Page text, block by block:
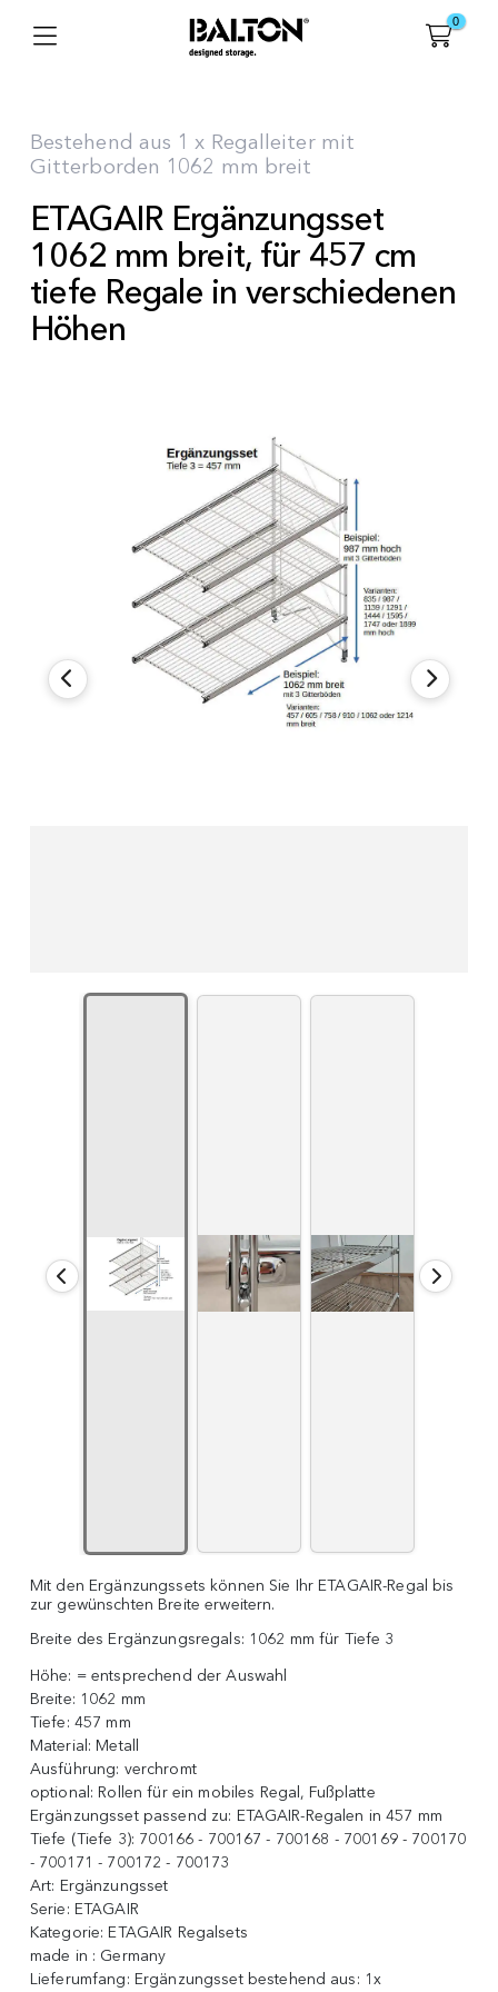
0
Bestehend aus 1 x Regalleiter mit
Gitterborden 1062 mm breit
ETAGAIR Ergänzungsset
1062 mm breit, für 457 cm
tiefe Regale in verschiedenen
Höhen
Mit den Ergänzungssets können Sie Ihr ETAGAIR-Regal bis
zur gewünschten Breite erweitern.
Breite des Ergänzungsregals: 1062 mm für Tiefe 3
Höhe: = entsprechend der Auswahl
Breite: 1062 mm
Tiefe: 457 mm
Material: Metall
Ausführung: verchromt
optional: Rollen für ein mobiles Regal, Fußplatte
Ergänzungsset passend zu: ETAGAIR-Regalen in 457 mm
Tiefe (Tiefe 3): 700166 - 700167 - 700168 - 700169 - 700170
- 700171 - 700172 - 700173
Art: Ergänzungsset
Serie: ETAGAIR
Kategorie: ETAGAIR Regalsets
made in : Germany
Lieferumfang: Ergänzungsset bestehend aus: 1x